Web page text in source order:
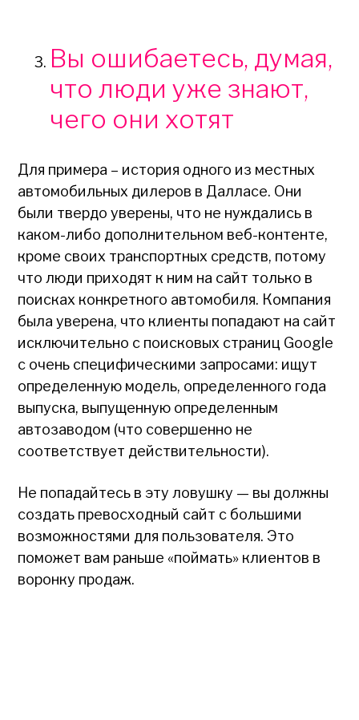
Вы ошибаетесь, думая,
что люди уже знают,
чего они хотят
Для примера – история одного из местных
автомобильных дилеров в Далласе. Они
были твердо уверены, что не нуждались в
каком-либо дополнительном веб-контенте,
кроме своих транспортных средств, потому
что люди приходят к ним на сайт только в
поисках конкретного автомобиля. Компания
была уверена, что клиенты попадают на сайт
исключительно с поисковых страниц Google
с очень специфическими запросами: ищут
определенную модель, определенного года
выпуска, выпущенную определенным
автозаводом (что совершенно не
соответствует действительности).
Не попадайтесь в эту ловушку — вы должны
создать превосходный сайт с большими
возможностями для пользователя. Это
поможет вам раньше «поймать» клиентов в
воронку продаж.